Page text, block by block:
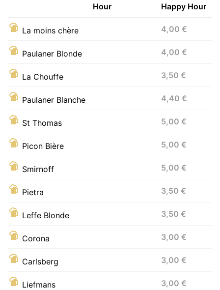
Hour
Happy Hour
La moins chère 4,00 €
Paulaner Blonde 4,00 €
La Chouffe 3,50 €
Paulaner Blanche 4,40 €
St Thomas 5,00 €
Picon Bière 5,00 €
Smirnoff 5,00 €
Pietra 3,50 €
Leffe Blonde 3,50 €
Corona 3,00 €
Carlsberg 3,00 €
Liefmans 3,00 €